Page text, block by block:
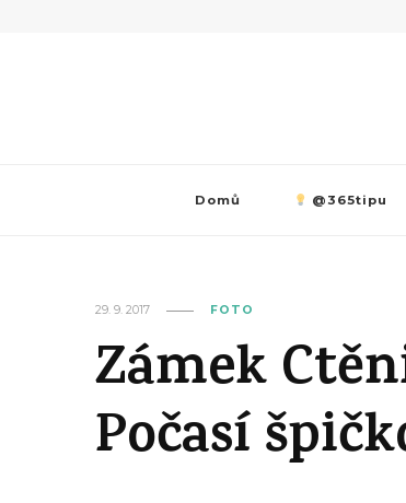
Domů @365tipu
29. 9. 2017 FOTO
Zámek
Počasí